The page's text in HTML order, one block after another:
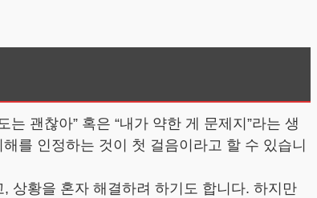
괜찮아” 혹은 “내가 약한 게 문제지”라는 생
를 인정하는 것이 첫 걸음이라고 할 수 있습니
상황을 혼자 해결하려 하기도 합니다. 하지만